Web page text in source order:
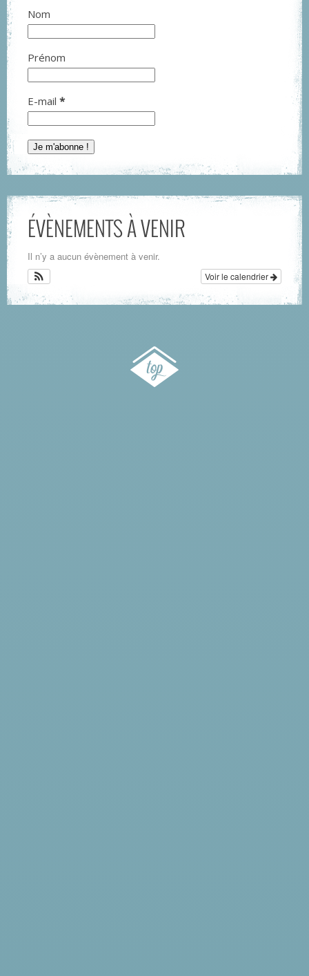
Nom
Prénom
E-mail *
ÉVÈNEMENTS À VENIR
Il n’y a aucun évènement à venir.
Voir le calendrier